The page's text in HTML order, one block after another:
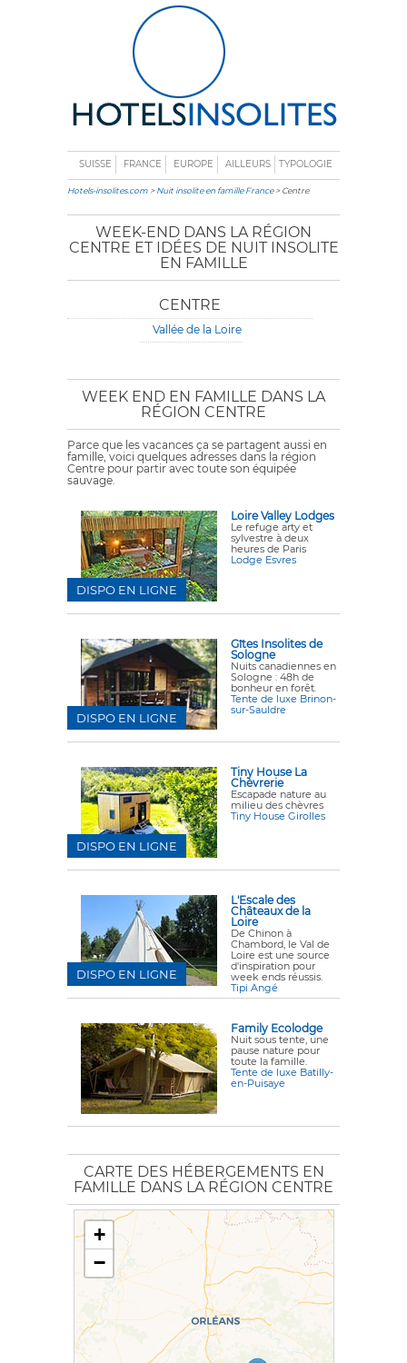
SUISSE FRANCE EUROPE AILLEURS TYPOLOGIE
Hotels-insolites.com >Nuit insolite en famille France> Centre
WEEK-END DANS LA RÉGION
CENTRE ET IDÉES DE NUIT INSOLITE
EN FAMILLE
CENTRE
Vallée de la Loire
WEEK END EN FAMILLE DANS LA
RÉGION CENTRE
Parce que les vacances ça se partagent aussi en
famille, voici quelques adresses dans la région
Centre pour partir avec toute son équipée
sauvage.
Loire Valley Lodges
Le refuge arty et
sylvestre à deux
heures de Paris
Lodge Esvres
DISPO EN LIGNE
Gîtes Insolites de
Sologne
Nuits canadiennes en
Sologne : 48h de
bonheur en forêt.
Tente de luxe Brinon-
sur-Sauldre
DISPO EN LIGNE
Tiny House La
Chèvrerie
Escapade nature au
milieu des chèvres
Tiny House Girolles
DISPO EN LIGNE
L'Escale des
Châteaux de la
Loire
De Chinon à
Chambord, le Val de
Loire est une source
d'inspiration pour
week ends réussis.
Tipi Angé
DISPO EN LIGNE
Family Ecolodge
Nuit sous tente, une
pause nature pour
toute la famille.
Tente de luxe Batilly-
en-Puisaye
CARTE DES HÉBERGEMENTS EN
FAMILLE DANS LA RÉGION CENTRE
+
−